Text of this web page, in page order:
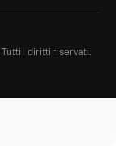
Tutti i diritti riservati.